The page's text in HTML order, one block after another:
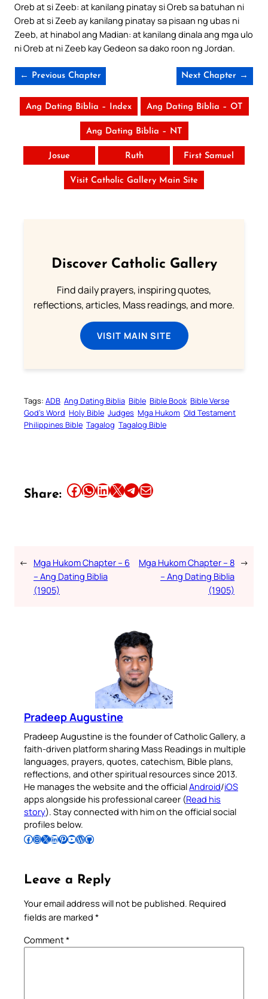
Oreb at si Zeeb: at kanilang pinatay si Oreb sa batuhan ni
Oreb at si Zeeb ay kanilang pinatay sa pisaan ng ubas ni
Zeeb, at hinabol ang Madian: at kanilang dinala ang mga ulo
ni Oreb at ni Zeeb kay Gedeon sa dako roon ng Jordan.
← Previous Chapter Next Chapter →
Ang Dating Biblia – Index Ang Dating Biblia – OT
Ang Dating Biblia – NT
Josue Ruth First Samuel
Visit Catholic Gallery Main Site
Discover Catholic Gallery
Find daily prayers, inspiring quotes,
reflections, articles, Mass readings, and more.
VISIT MAIN SITE
Tags: ADB Ang Dating Biblia Bible Bible Book Bible Verse
God’s Word Holy Bible Judges Mga Hukom Old Testament
Philippines Bible Tagalog Tagalog Bible
Share: Share this article on Facebook Share this article on WhatsApp Share this article on LinkedIn Share this article on X Share this article on TelegramEmail this Article
← Mga Hukom Chapter – 6
– Ang Dating Biblia
(1905)
Mga Hukom Chapter – 8
– Ang Dating Biblia
(1905)
→
Pradeep Augustine
Pradeep Augustine is the founder of Catholic Gallery, a
faith-driven platform sharing Mass Readings in multiple
languages, prayers, quotes, catechism, Bible plans,
reflections, and other spiritual resources since 2013.
He manages the website and the officialAndroid/iOS
apps alongside his professional career (Read his
story). Stay connected with him on the official social
profiles below.
Follow Pradeep on Facebook Follow Pradeep on InstagramFollow Pradeep on X Follow Pradeep on LinkedIn Follow Pradeep on Pinterest Subscribe to Pradeep’s Youtube Channel Follow Pradeep on WordPress Follow Pradeep on GitHub
Leave a Reply
Your email address will not be published. Required
fields are marked *
Comment*